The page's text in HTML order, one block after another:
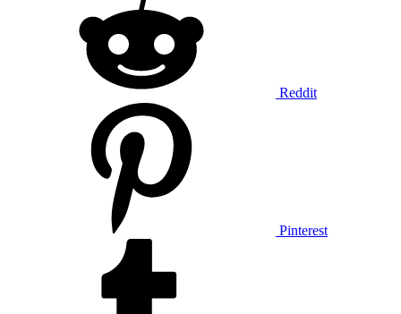
Reddit
Pinterest